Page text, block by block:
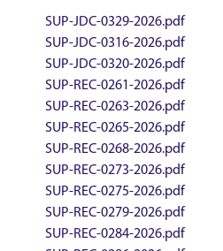
SUP-JDC-0329-2026.pdf
SUP-JDC-0316-2026.pdf
SUP-JDC-0320-2026.pdf
SUP-REC-0261-2026.pdf
SUP-REC-0263-2026.pdf
SUP-REC-0265-2026.pdf
SUP-REC-0268-2026.pdf
SUP-REC-0273-2026.pdf
SUP-REC-0275-2026.pdf
SUP-REC-0279-2026.pdf
SUP-REC-0284-2026.pdf